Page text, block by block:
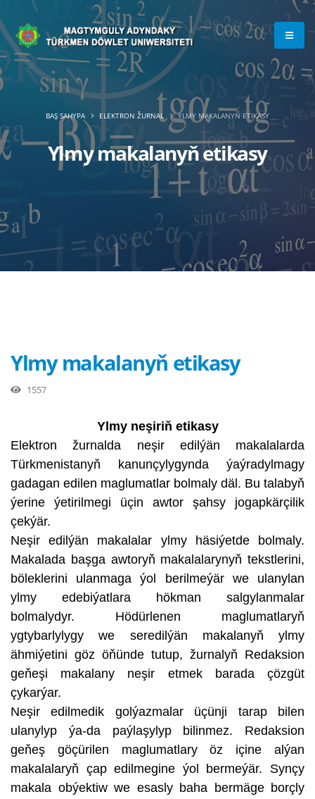
Ylmy makalanyň etikasy
BAŞ SAHYPA ELEKTRON ŽURNAL YLMY MAKALANYŇ ETIKASY
Ylmy makalanyň etikasy
1557
Ylmy neşiriň etikasy
Elektron žurnalda neşir edilýän makalalarda
Türkmenistanyň kanunçylygynda ýaýradylmagy
gadagan edilen maglumatlar bolmaly däl. Bu talabyň
ýerine ýetirilmegi üçin awtor şahsy jogapkärçilik
çekýär.
Neşir edilýän makalalar ylmy häsiýetde bolmaly.
Makalada başga awtoryň makalalarynyň tekstlerini,
böleklerini ulanmaga ýol berilmeýär we ulanylan
ylmy edebiýatlara hökman salgylanmalar
bolmalydyr. Hödürlenen maglumatlaryň
ygtybarlylygy we seredilýän makalanyň ylmy
ähmiýetini göz öňünde tutup, žurnalyň Redaksion
geňeşi makalany neşir etmek barada çözgüt
çykarýar.
Neşir edilmedik golýazmalar üçünji tarap bilen
ulanylyp ýa-da paýlaşylyp bilinmez. Redaksion
geňeş göçürilen maglumatlary öz içine alýan
makalalaryň çap edilmegine ýol bermeýär. Synçy
makala obýektiw we esasly baha bermäge borçly